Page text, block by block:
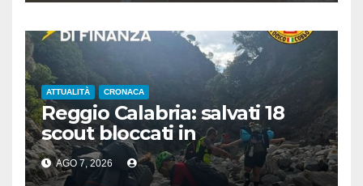
ATTUALITÀ CRONACA
Reggio Calabria: salvati 18
scout bloccati in
Aspromonte, 2 recuperati in
elicottero
AGO 7, 2026